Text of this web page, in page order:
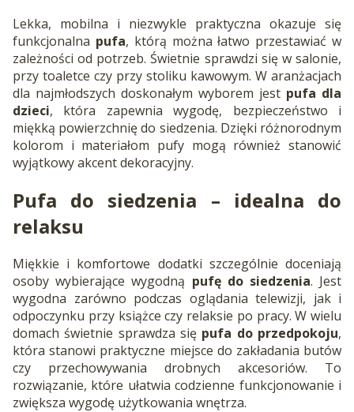
Lekka, mobilna i niezwykle praktyczna okazuje się
funkcjonalna pufa, którą można łatwo przestawiać w
zależności od potrzeb. Świetnie sprawdzi się w salonie,
przy toaletce czy przy stoliku kawowym. W aranżacjach
dla najmłodszych doskonałym wyborem jest pufa dla
dzieci, która zapewnia wygodę, bezpieczeństwo i
miękką powierzchnię do siedzenia. Dzięki różnorodnym
kolorom i materiałom pufy mogą również stanowić
wyjątkowy akcent dekoracyjny.
Pufa do siedzenia – idealna do
relaksu
Miękkie i komfortowe dodatki szczególnie doceniają
osoby wybierające wygodną pufę do siedzenia. Jest
wygodna zarówno podczas oglądania telewizji, jak i
odpoczynku przy książce czy relaksie po pracy. W wielu
domach świetnie sprawdza się pufa do przedpokoju,
która stanowi praktyczne miejsce do zakładania butów
czy przechowywania drobnych akcesoriów. To
rozwiązanie, które ułatwia codzienne funkcjonowanie i
zwiększa wygodę użytkowania wnętrza.